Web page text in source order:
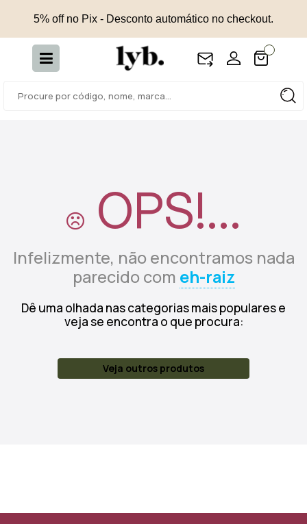
5% off no Pix - Desconto automático no checkout.
OPS!...
Infelizmente, não encontramos nada
parecido com eh-raiz
Dê uma olhada nas categorias mais populares e
veja se encontra o que procura:
Veja outros produtos